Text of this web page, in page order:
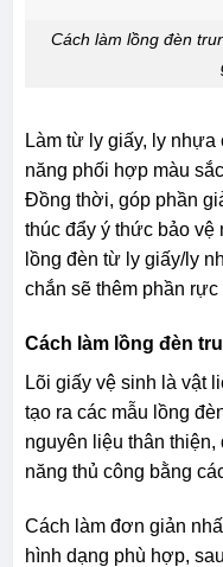
Cách làm lồng đèn
Làm từ ly giấy, ly nhựa
năng phối hợp màu
Đồng thời, góp phần
thúc đẩy ý thức bảo
lồng đèn từ ly giấy/ly
chắn sẽ thêm phần
Cách làm lồng đèn
Lõi giấy vệ sinh là vật
tạo ra các mẫu lồng
nguyên liệu thân
năng thủ công bằng
Cách làm đơn giản
hình dạng phù hợp,